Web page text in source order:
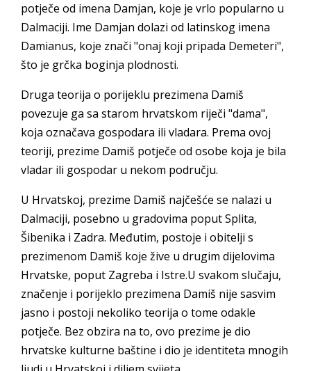
potječe od imena Damjan, koje je vrlo popularno u
Dalmaciji. Ime Damjan dolazi od latinskog imena
Damianus, koje znači "onaj koji pripada Demeteri",
što je grčka boginja plodnosti.
Druga teorija o porijeklu prezimena Damiš
povezuje ga sa starom hrvatskom riječi "dama",
koja označava gospodara ili vladara. Prema ovoj
teoriji, prezime Damiš potječe od osobe koja je bila
vladar ili gospodar u nekom području.
U Hrvatskoj, prezime Damiš najčešće se nalazi u
Dalmaciji, posebno u gradovima poput Splita,
Šibenika i Zadra. Međutim, postoje i obitelji s
prezimenom Damiš koje žive u drugim dijelovima
Hrvatske, poput Zagreba i Istre.U svakom slučaju,
značenje i porijeklo prezimena Damiš nije sasvim
jasno i postoji nekoliko teorija o tome odakle
potječe. Bez obzira na to, ovo prezime je dio
hrvatske kulturne baštine i dio je identiteta mnogih